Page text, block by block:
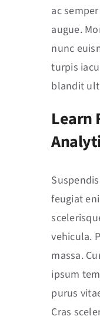
ac
augue.
nunc
turpis
blandit
Learn
feugiat
vehicula.
massa.
ipsum
purus
Cras